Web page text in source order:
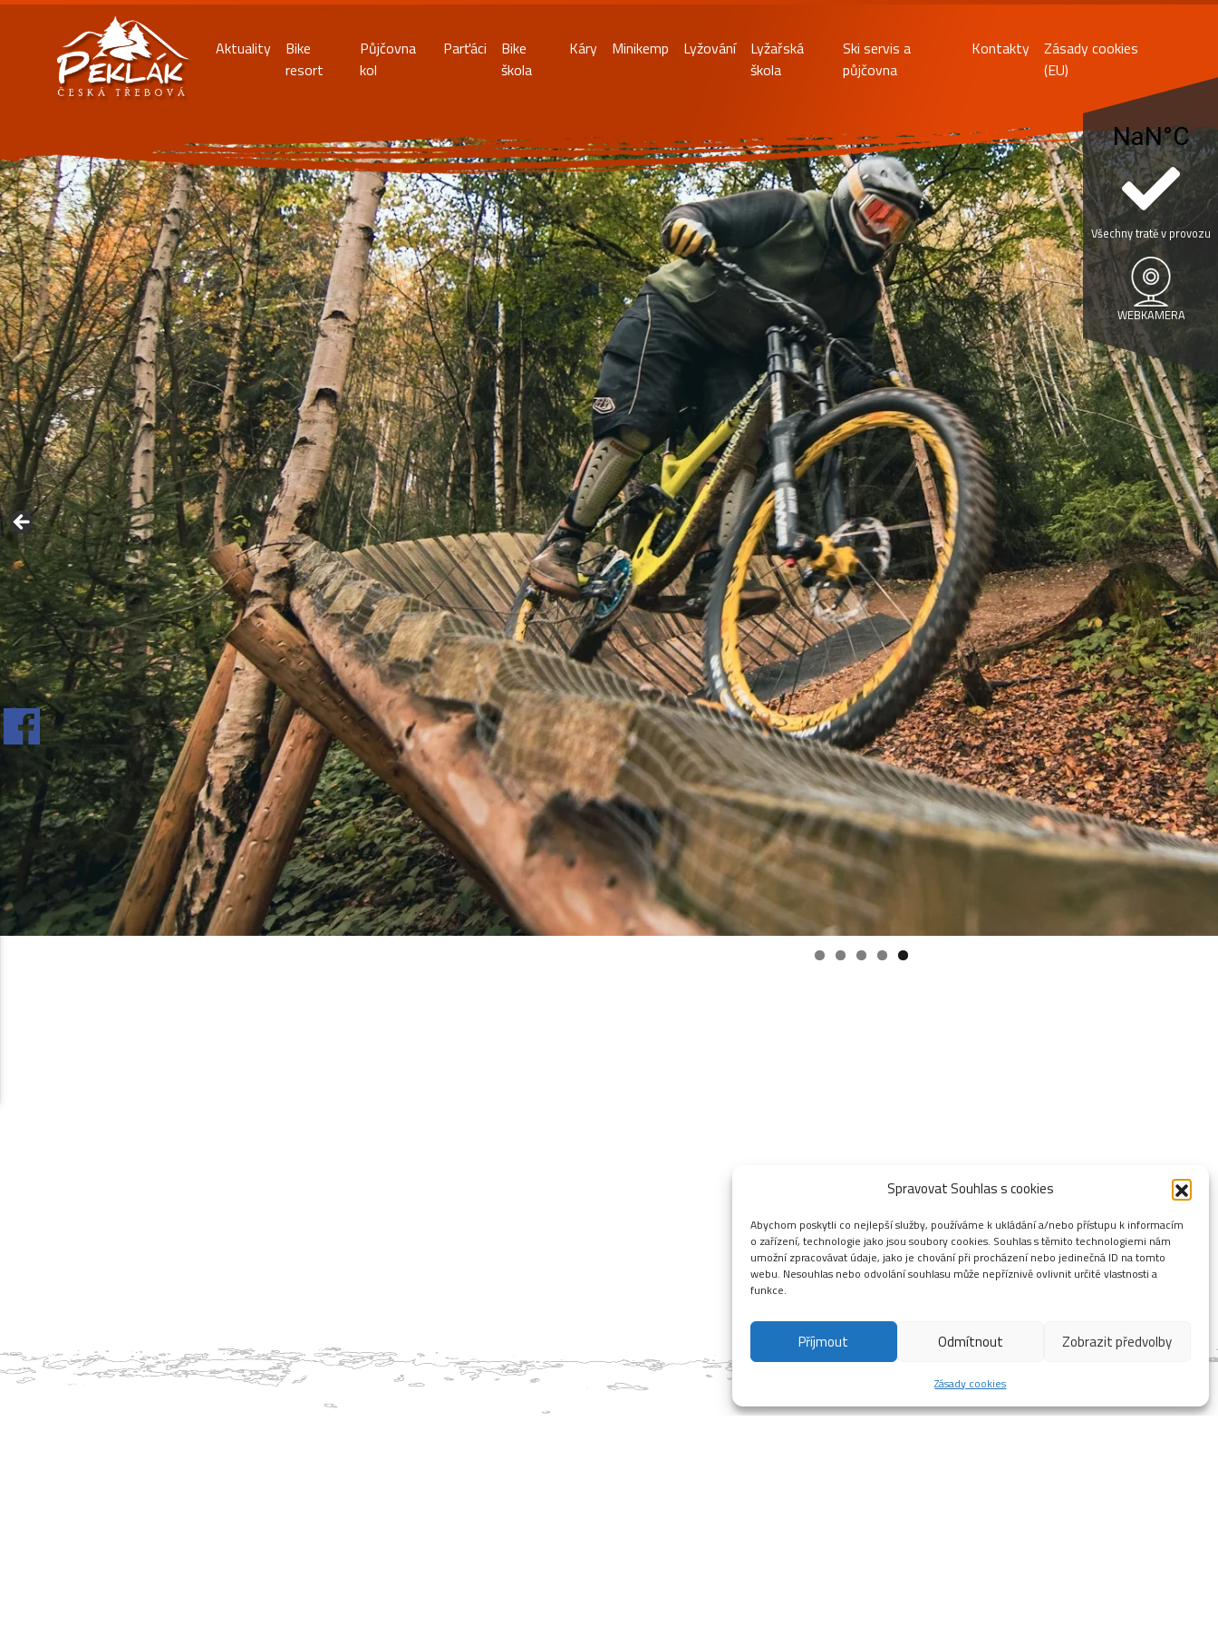
Spravovat Souhlas s cookies
Abychom poskytli co nejlepší služby, používáme k ukládání a/nebo přístupu k informacím
o zařízení, technologie jako jsou soubory cookies. Souhlas s těmito technologiemi nám
umožní zpracovávat údaje, jako je chování při procházení nebo jedinečná ID na tomto
webu. Nesouhlas nebo odvolání souhlasu může nepříznivě ovlivnit určité vlastnosti a
funkce.
Příjmout Odmítnout Zobrazit předvolby
Zásady cookies
Aktuality
Bike
resort
Půjčovna
kol
Parťáci
Bike
škola
Káry Minikemp Lyžování
Lyžařská
škola
Ski servis a
půjčovna
Kontakty
Zásady cookies
(EU)
Všechny tratě v provozu
WEBKAMERA